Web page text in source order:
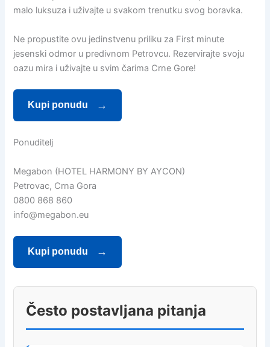
malo luksuza i uživajte u svakom trenutku svog boravka.
Ne propustite ovu jedinstvenu priliku za First minute
jesenski odmor u predivnom Petrovcu. Rezervirajte svoju
oazu mira i uživajte u svim čarima Crne Gore!
Kupi ponudu
Ponuditelj
Megabon (HOTEL HARMONY BY AYCON)
Petrovac, Crna Gora
0800 868 860
info@megabon.eu
Kupi ponudu
Često postavljana pitanja